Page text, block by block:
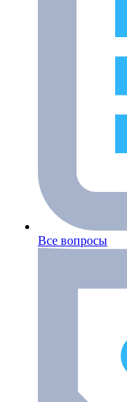
Все вопросы